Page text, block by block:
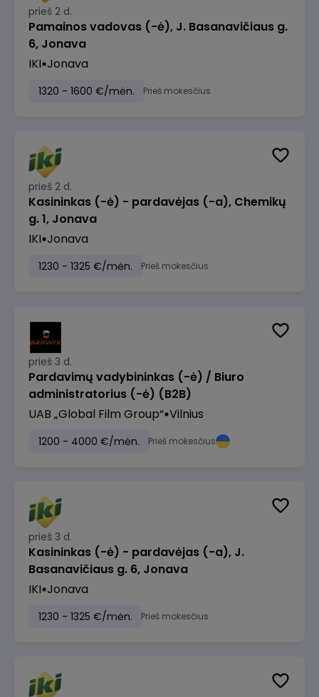
prieš 2 d.
Pamainos vadovas (-ė), J. Basanavičiaus g.
6, Jonava
IKI Jonava
1320 - 1600 €/mėn. Prieš mokesčius
prieš 2 d.
Kasininkas (-ė) - pardavėjas (-a), Chemikų
g. 1, Jonava
IKI Jonava
1230 - 1325 €/mėn. Prieš mokesčius
prieš 3 d.
Pardavimų vadybininkas (-ė) / Biuro
administratorius (-ė) (B2B)
UAB „Global Film Group“ Vilnius
1200 - 4000 €/mėn. Prieš mokesčius
prieš 3 d.
Kasininkas (-ė) - pardavėjas (-a), J.
Basanavičiaus g. 6, Jonava
IKI Jonava
1230 - 1325 €/mėn. Prieš mokesčius